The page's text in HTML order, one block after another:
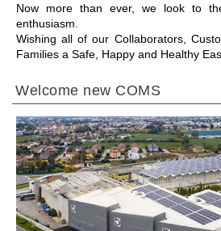
Now more than ever, we look to
enthusiasm.
Wishing all of our Collaborators,
Families a Safe, Happy and Healthy
Welcome new COMS